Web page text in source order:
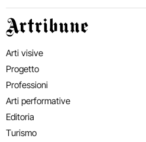
Artribune
Arti visive
Progetto
Professioni
Arti performative
Editoria
Turismo